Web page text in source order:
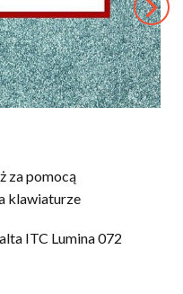
za pomocą
klawiaturze
ITC Lumina 072